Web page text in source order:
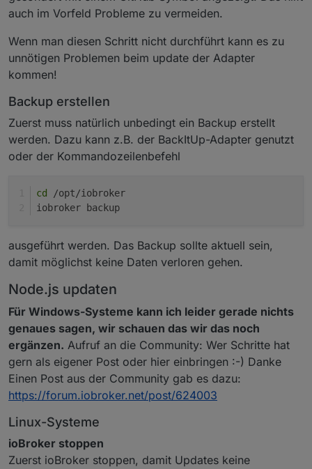
auch im Vorfeld Probleme zu vermeiden.
Wenn man diesen Schritt nicht durchführt kann es zu
unnötigen Problemen beim update der Adapter
kommen!
Backup erstellen
Zuerst muss natürlich unbedingt ein Backup erstellt
werden. Dazu kann z.B. der BackItUp-Adapter genutzt
oder der Kommandozeilenbefehl
cd
/opt/iobroker
iobroker backup
ausgeführt werden. Das Backup sollte aktuell sein,
damit möglichst keine Daten verloren gehen.
Node.js updaten
Für Windows-Systeme kann ich leider gerade nichts
genaues sagen, wir schauen das wir das noch
ergänzen. Aufruf an die Community: Wer Schritte hat
gern als eigener Post oder hier einbringen :-) Danke
Einen Post aus der Community gab es dazu:
https://forum.iobroker.net/post/624003
Linux-Systeme
ioBroker stoppen
Zuerst ioBroker stoppen, damit Updates keine